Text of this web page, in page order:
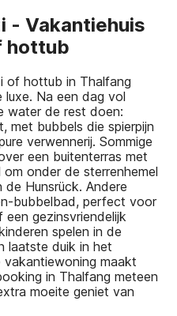
- Vakantiehuis
hottub
of hottub in Thalfang
luxe. Na een dag vol
water de rest doen:
met bubbels die spierpijn
verwennerij. Sommige
een buitenterras met
onder de sterrenhemel
Hunsrück. Andere
bubbelbad, perfect voor
gezinsvriendelijk
spelen in de
laatste duik in het
vakantiewoning maakt
in Thalfang meteen
moeite geniet van